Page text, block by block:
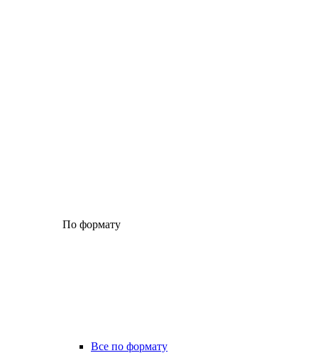
По формату
Все по формату